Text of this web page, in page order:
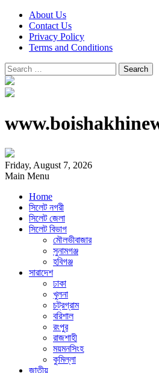
About Us
Contact Us
Privacy Policy
Terms and Conditions
Search
for:
Friday, August 7, 2026
Main Menu
Home
সিলেট নগরী
সিলেট জেলা
সিলেট বিভাগ
মৌলভীবাজার
সুনামগঞ্জ
হবিগঞ্জ
সারাদেশ
ঢাকা
খুলনা
চট্রগ্রাম
বরিশাল
রংপুর
রাজশাহী
ময়মনসিংহ
কুমিল্লা
জাতীয়